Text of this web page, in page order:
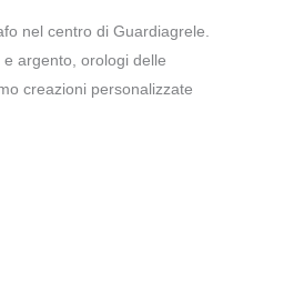
nel centro di Guardiagrele.
argento, orologi delle
creazioni personalizzate